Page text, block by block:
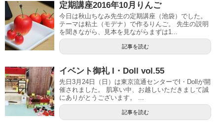
定期講座2016年10月りんご
今日は秋山ちなみ先生の定期講座（池袋）でした。
テーマは粘土（モデナ）で作るりんご。 先生の説明
を聞きながら、見本を見ながらまずは1...
記事を読む
イベント御礼 I・Doll vol.55
先日3月24日（日）は東京流通センターでI・Dollが開
催されました。 肌寒い中、お越しいただきまして誠
にありがとうございます。 ...
記事を読む